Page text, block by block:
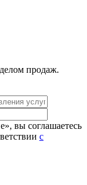
продаж.
вы соглашаетесь
с